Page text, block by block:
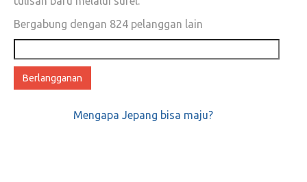
Kalo Emak-emak sudah bergerak, kelar idup
loe ……..
Agustus 16, 2018
Bergabung dengan 824 pelanggan lain
email
Mengapa Jepang bisa maju?